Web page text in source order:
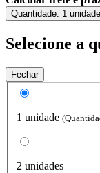
Quantidade: 1 unidade
Selecione a
Fechar
1 unidade
2 unidades